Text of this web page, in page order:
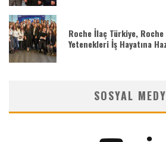
Roche İlaç Türkiye,
Yetenekleri İş Hayatına
SOSYAL